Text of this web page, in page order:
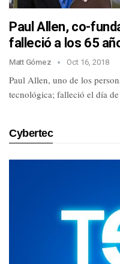
Paul Allen, co-
falleció a los 65
Matt Gómez Oct 16, 2018
Paul Allen, uno de los
tecnológica; falleció el día
Cybertec